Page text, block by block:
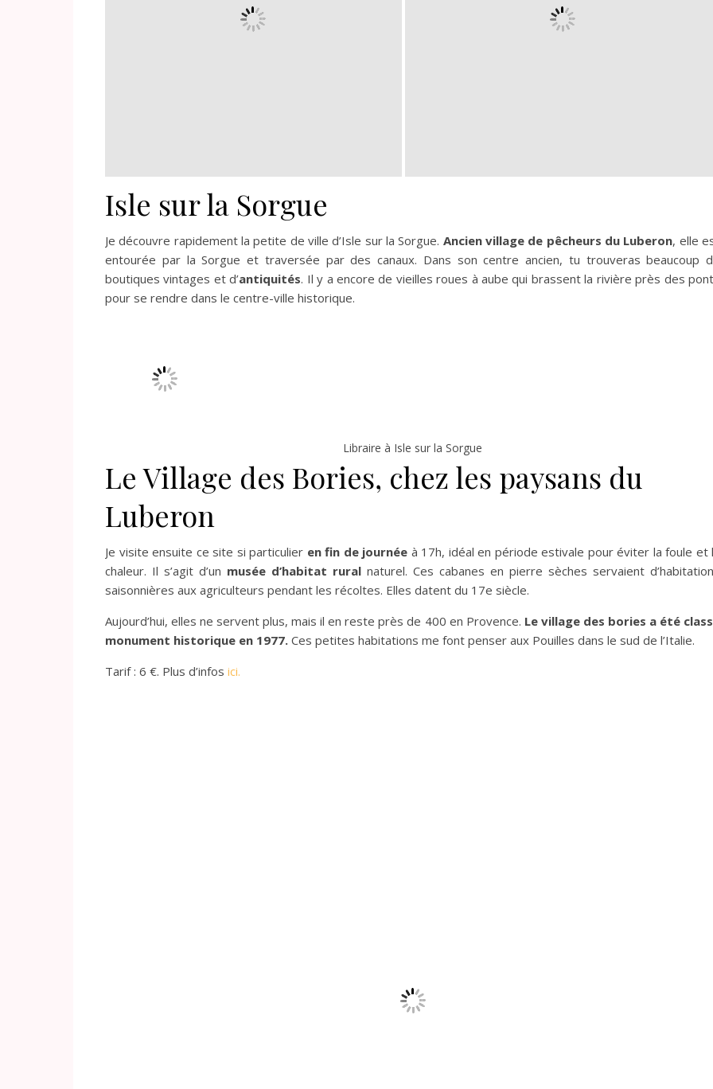
Isle sur la Sorgue
Je découvre rapidement la petite de ville d’Isle sur la Sorgue. Ancien village de pêcheurs du Luberon, elle
entourée par la Sorgue et traversée par des canaux. Dans son centre ancien, tu trouveras beaucoup
boutiques vintages et d’antiquités. Il y a encore de vieilles roues à aube qui brassent la rivière près des
pour se rendre dans le centre-ville historique.
Libraire à Isle sur la Sorgue
Le Village des Bories, chez les paysans du
Luberon
Je visite ensuite ce site si particulier en fin de journée à 17h, idéal en période estivale pour éviter la foule et
chaleur. Il s’agit d’un musée d’habitat rural naturel. Ces cabanes en pierre sèches servaient
saisonnières aux agriculteurs pendant les récoltes. Elles datent du 17e siècle.
Aujourd’hui, elles ne servent plus, mais il en reste près de 400 en Provence. Le village des bories a été
monument historique en 1977. Ces petites habitations me font penser aux Pouilles dans le sud de l’Italie.
Tarif : 6 €. Plus d’infos ici.